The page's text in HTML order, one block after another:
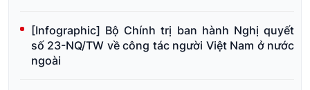
[Infographic] Bộ Chính trị ban hành Nghị quyết
số 23-NQ/TW về công tác người Việt Nam ở nước
ngoài